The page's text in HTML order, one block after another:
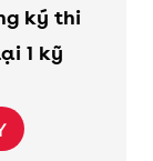
ký thi
1 kỹ